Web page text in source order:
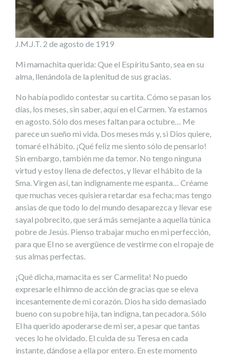
J.M.J.T. 2 de agosto de 1919
Mi mamachita querida: Que el Espíritu Santo, sea en su
alma, llenándola de la plenitud de sus gracias.
No había podido contestar su cartita. Cómo se pasan los
días, los meses, sin saber, aquí en el Carmen. Ya estamos
en agosto. Sólo dos meses faltan para octubre… Me
parece un sueño mi vida. Dos meses más y, si Dios quiere,
tomaré el hábito. ¡Qué feliz me siento sólo de pensarlo!
Sin embargo, también me da temor. No tengo ninguna
virtud y estoy llena de defectos, y llevar el hábito de la
Sma. Virgen así, tan indignamente me espanta… Créame
que muchas veces quisiera retardar esa fecha; mas tengo
ansias de que todo lo del mundo desaparezca y llevar ese
sayal pobrecito, que será más semejante a aquella túnica
pobre de Jesús. Pienso trabajar mucho en mi perfección,
para que El no se avergüence de vestirme con el ropaje de
sus almas perfectas.
¡Qué dicha, mamacita es ser Carmelita! No puedo
expresarle el himno de acción de gracias que se eleva
incesantemente de mi corazón. Dios ha sido demasiado
bueno con su pobre hija, tan indigna, tan pecadora. Sólo
El ha querido apoderarse de mi ser, a pesar que tantas
veces lo he olvidado. El cuida de su Teresa en cada
instante, dándose a ella por entero. En este momento